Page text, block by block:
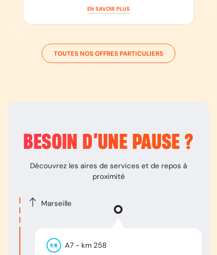
EN SAVOIR PLUS
TOUTES NOS OFFRES PARTICULIERS
BESOIN D’UNE PAUSE ?
Découvrez les aires de services et de repos à
proximité
Marseille
A7 - km 258